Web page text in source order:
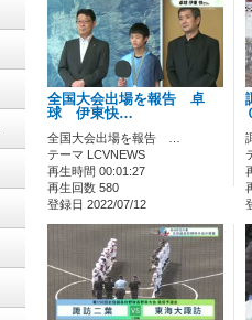
全国大会出場を報告 卓
球 伊東快…
全国大会出場を報告 …
テーマ LCVNEWS
再生時間 00:01:27
再生回数 580
登録日 2022/07/12